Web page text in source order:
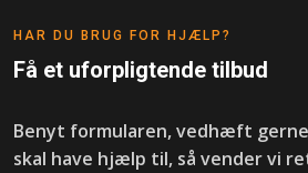
​HAR DU BRUG FOR HJÆLP?
Få et uforpligtende tilbud
B​enyt formularen, vedhæft
skal have hjælp til, så vender vi